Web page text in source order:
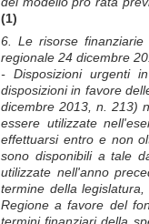
(1)
6. Le risorse
regionale 24 dicembre
- Disposizioni urgenti
disposizioni in favore
dicembre 2013, n. 213)
essere utilizzate
effettuarsi entro e non
sono disponibili a tale
utilizzate nell'anno
termine della
Regione a favore del